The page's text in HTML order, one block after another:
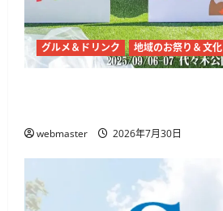
グルメ＆ドリンク 地域のお祭り＆文化
webmaster 2026年7月30日